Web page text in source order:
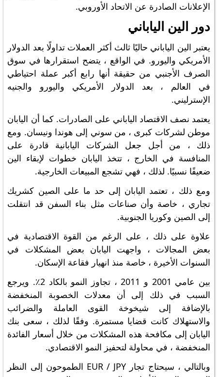
الإعلانات الصادرة عن الاتحاد الأوروبي.
دور الين الياباني
يعتبر الين الياباني حاليًا ثالث أكثر العملات تداولًا بعد الدولار
الأمريكي واليورو. في الواقع ، يتضح استقرارها في سوق
الصرف الأجنبي من حقيقة أنها رابع أكبر عملة احتياطي
في العالم ، بعد الدولار الأمريكي واليورو والجنيه
الإسترليني.
يعتمد نصف الاقتصاد الياباني على الصادرات. كما أن اليابان
موطن لشركات كبرى ، من سوني إلى هوندا ونيسان. ومع
ذلك ، من أجل جعل الشركات اليابانية قادرة على
المنافسة في الخارج ، تتخذ اليابان خطوات لإبقاء الين
ضعيفًا نسبيًا. لذلك ، فهي تشجع المبيعات الخارجية.
ومع ذلك ، تعتمد اليابان إلى حد ما على الصين كشريك
تجاري ، خاصة وأن صناعات مثل بناء السفن قد انتقلت
إلى الصين وكوريا الجنوبية.
علاوة على ذلك ، على الرغم من القوة الاقتصادية في
بعض المجالات ، واجهت اليابان بعض المشكلات في
السنوات الأخيرة ، خاصة منذ انهيار فقاعة الإسكان.
بين عامي 2001 و 2011 ، تجاوز النمو بالكاد 2٪. ويرجع
السبب في ذلك إلى أن معدلات الخصوبة المنخفضة
بالإضافة إلى شيخوخة القوى العاملة والضرائب
والاستهلاك كانت قضايا مستمرة. وفقًا لذلك ، سعى بنك
اليابان إلى مكافحة هذه المشكلات من خلال أسعار الفائدة
المنخفضة ، في محاولة لتحفيز النمو الاقتصادي.
وبالتالي ، سيحتاج تجار EUR / JPY الطموحون إلى النظر